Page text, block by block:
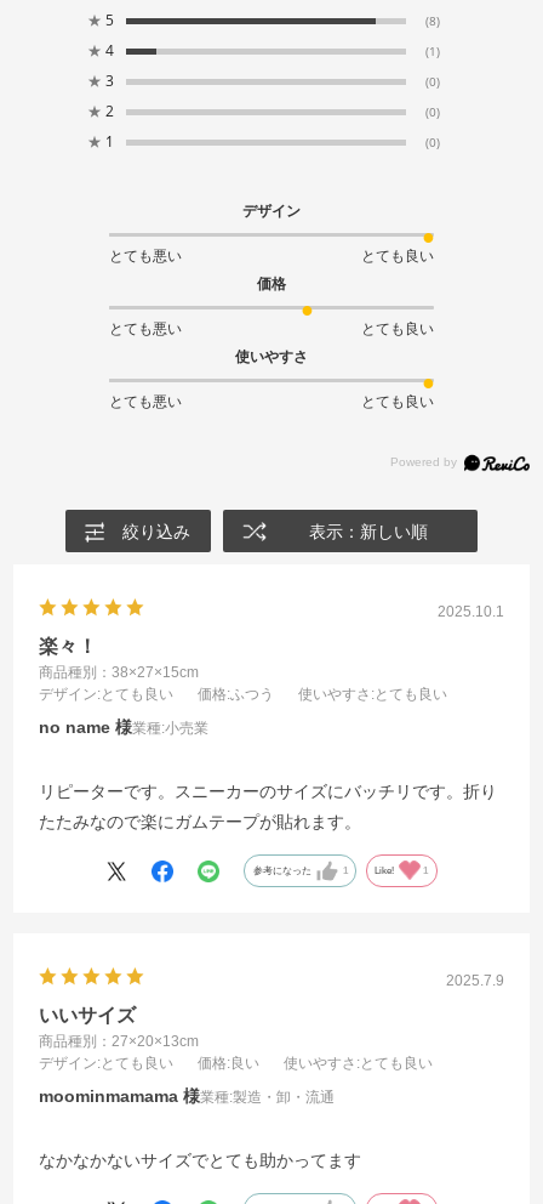
★ 5 (8)
★ 4 (1)
★ 3 (0)
★ 2 (0)
★ 1 (0)
デザイン
とても悪い
とても良い
価格
とても悪い
とても良い
使いやすさ
とても悪い とても良い
絞り込み 表示：新しい順
2025.10.1
楽々！
商品種別：38×27×15cm
デザイン:とても良い 価格:ふつう 使いやすさ :とても良い
no name 業種:小売業
リピーターです。スニーカーのサイズにバッチリです。折り
たたみなので楽にガムテープが貼れます。
参考になった 1 Like! 1
2025.7.9
いいサイズ
商品種別：27×20×13cm
デザイン:とても良い 価格:良い 使いやすさ :とても良い
moominmamama 業種:製造・卸・流通
なかなかないサイズでとても助かってます